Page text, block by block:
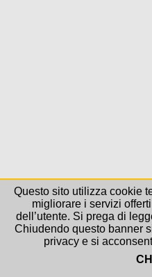
Questo sito utilizza cookie
migliorare i servizi
dell’utente. Si prega di
Chiudendo questo banner
privacy e si